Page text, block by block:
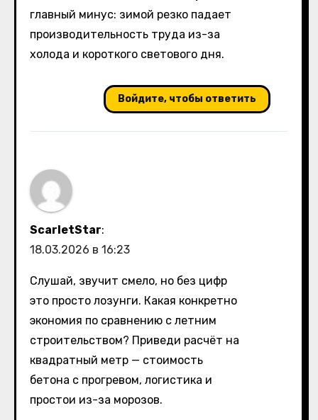
главный минус: зимой резко падает
производительность труда из-за
холода и короткого светового дня.
Войдите, чтобы ответить
ScarletStar:
18.03.2026 в 16:23
Слушай, звучит смело, но без цифр
это просто лозунги. Какая конкретно
экономия по сравнению с летним
строительством? Приведи расчёт на
квадратный метр — стоимость
бетона с прогревом, логистика и
простои из-за морозов.